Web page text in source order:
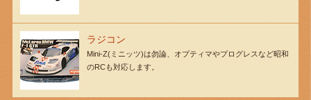
ラジコン
Mini-Z(ミニッツ)は勿論、オプティマやプログレスなど昭和
のRCも対応します。